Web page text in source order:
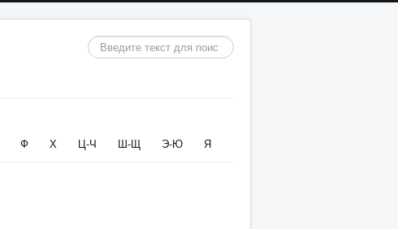
Искать...
Ф Х Ц-Ч Ш-Щ Э-Ю Я